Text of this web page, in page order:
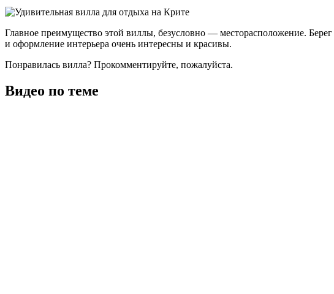
Главное преимущество этой виллы, безусловно — месторасположение.
и оформление интерьера очень интересны и красивы.
Понравилась вилла? Прокомментируйте, пожалуйста.
Видео по теме